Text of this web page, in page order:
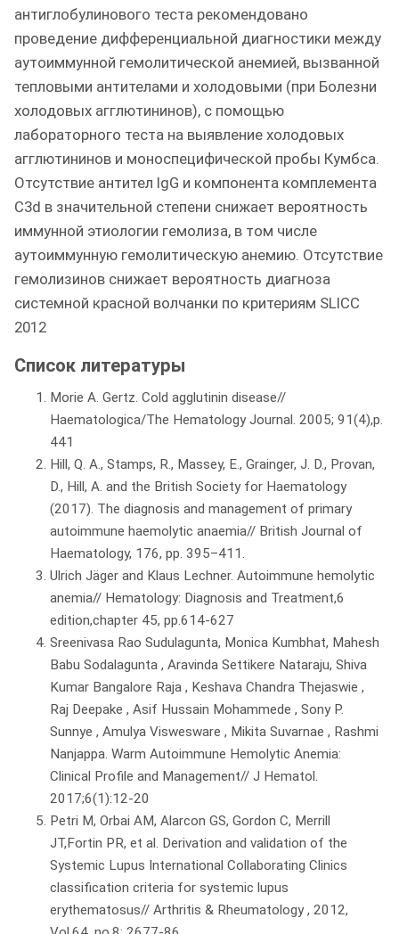
антиглобулинового теста рекомендовано
проведение дифференциальной диагностики между
аутоиммунной гемолитической анемией, вызванной
тепловыми антителами и холодовыми (при Болезни
холодовых агглютининов), с помощью
лабораторного теста на выявление холодовых
агглютининов и моноспецифической пробы Кумбса.
Отсутствие антител IgG и компонента комплемента
С3d в значительной степени снижает вероятность
иммунной этиологии гемолиза, в том числе
аутоиммунную гемолитическую анемию. Отсутствие
гемолизинов снижает вероятность диагноза
системной красной волчанки по критериям SLICC
2012
Список литературы
Morie A. Gertz. Cold agglutinin disease//
Haematologica/The Hematology Journal. 2005; 91(4),p.
441
Hill, Q. A., Stamps, R., Massey, E., Grainger, J. D., Provan,
D., Hill, A. and the British Society for Haematology
(2017). The diagnosis and management of primary
autoimmune haemolytic anaemia// British Journal of
Haematology, 176, pp. 395–411.
Ulrich Jäger and Klaus Lechner. Autoimmune hemolytic
anemia// Hematology: Diagnosis and Treatment,6
edition,chapter 45, pp.614-627
Sreenivasa Rao Sudulagunta, Monica Kumbhat, Mahesh
Babu Sodalagunta , Aravinda Settikere Nataraju, Shiva
Kumar Bangalore Raja , Keshava Chandra Thejaswie ,
Raj Deepake , Asif Hussain Mohammede , Sony P.
Sunnye , Amulya Viswesware , Mikita Suvarnae , Rashmi
Nanjappa. Warm Autoimmune Hemolytic Anemia:
Clinical Profile and Management// J Hematol.
2017;6(1):12-20
Petri M, Orbai AM, Alarcon GS, Gordon C, Merrill
JT,Fortin PR, et al. Derivation and validation of the
Systemic Lupus International Collaborating Clinics
classification criteria for systemic lupus
erythematosus// Arthritis & Rheumatology , 2012,